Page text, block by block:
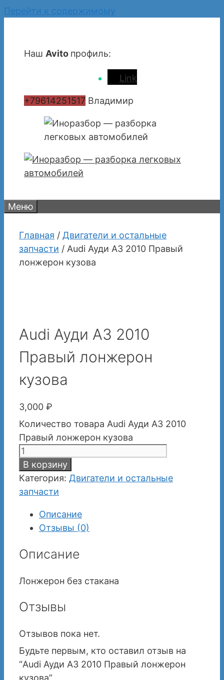
Перейти к содержимому
Наш Avito профиль:
Link
+79614251517 Владимир
Меню
Главная / Двигатели и остальные
запчасти / Audi Ауди А3 2010 Правый
лонжерон кузова
Audi Ауди А3 2010
Правый лонжерон
кузова
3,000 ₽
Количество товара Audi Ауди А3 2010
Правый лонжерон кузова
В корзину
Категория: Двигатели и остальные
запчасти
Описание
Отзывы (0)
Описание
Лонжерон без стакана
Отзывы
Отзывов пока нет.
Будьте первым, кто оставил отзыв на
“Audi Ауди А3 2010 Правый лонжерон